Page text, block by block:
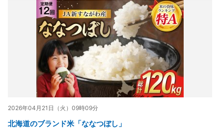
2026年04月21日（火）09時09分
北海道のブランド米「ななつぼし」